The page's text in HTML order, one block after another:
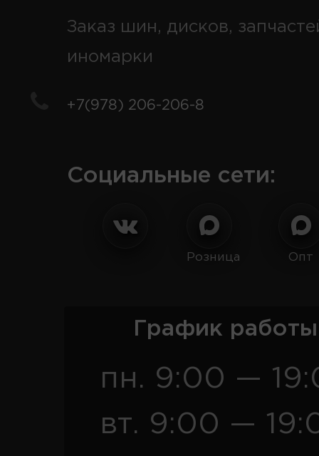
Заказ шин, дисков,
иномарки
+7(978) 206-206-8
Социальные сети:
Розница Опт
График
пн. 9:00 —
вт. 9:00 —